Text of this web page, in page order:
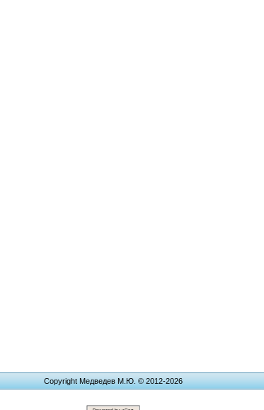
Copyright Медведев М.Ю. © 2012-2026